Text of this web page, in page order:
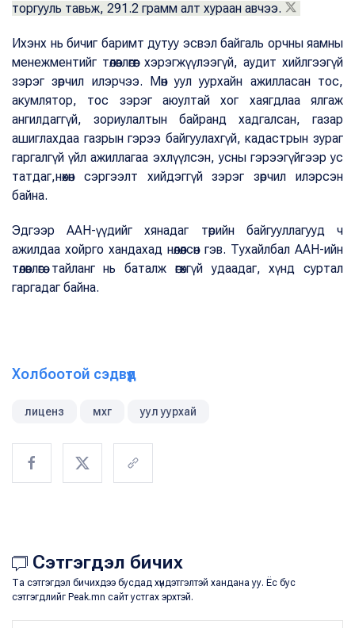
торгууль тавьж, 291.2 грамм алт хураан авчээ.
Ихэнх нь бичиг баримт дутуу эсвэл байгаль орчны яамны
менежментийг төлөвлөгөөг хэрэгжүүлээгүй, аудит хийлгээгүй
зэрэг зөрчил илэрчээ. Мөн уул уурхайн ажилласан тос,
акумлятор, тос зэрэг аюултай хог хаягдлаа ялгаж
ангилдаггүй, зориулалтын байранд хадгалсан, газар
ашиглахдаа газрын гэрээ байгуулахгүй, кадастрын зураг
гаргалгүй үйл ажиллагаа эхлүүлсэн, усны гэрээгүйгээр ус
татдаг,нөхөн сэргээлт хийдэггүй зэрэг зөрчил илэрсэн
байна.
Эдгээр ААН-үүдийг хянадаг төрийн байгууллагууд ч
ажилдаа хойрго хандахад нөлөөлсөн гэв. Тухайлбал ААН-ийн
төлөвлөгөө тайланг нь баталж өгөхгүй удаадаг, хүнд суртал
гаргадаг байна.
Холбоотой сэдвүүд
лиценз мхг уул уурхай
Сэтгэгдэл бичих
Та сэтгэгдэл бичихдээ бусдад хүндэтгэлтэй хандана уу. Ёс бус
сэтгэгдлийг Peak.mn сайт устгах эрхтэй.